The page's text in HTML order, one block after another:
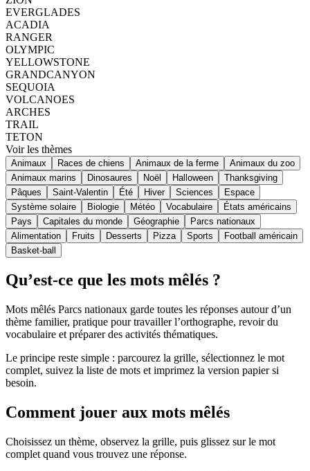
EVERGLADES
ACADIA
RANGER
OLYMPIC
YELLOWSTONE
GRANDCANYON
SEQUOIA
VOLCANOES
ARCHES
TRAIL
TETON
Voir les thèmes
Animaux Races de chiens Animaux de la ferme
Animaux du zoo
Animaux marins
Dinosaures Noël Halloween
Thanksgiving
Pâques
Saint-Valentin Été Hiver Sciences
Espace
Système solaire
Biologie Météo Vocabulaire
États américains
Pays
Capitales du monde Géographie
Parcs nationaux
Alimentation
Fruits Desserts Pizza Sports
Football américain
Basket-ball
Qu’est-ce que les mots mêlés ?
Mots mêlés Parcs nationaux garde toutes les réponses autour d’un
thème familier, pratique pour travailler l’orthographe, revoir du
vocabulaire et préparer des activités thématiques.
Le principe reste simple : parcourez la grille, sélectionnez le mot
complet, suivez la liste de mots et imprimez la version papier si
besoin.
Comment jouer aux mots mêlés
Choisissez un thème, observez la grille, puis glissez sur le mot
complet quand vous trouvez une réponse.